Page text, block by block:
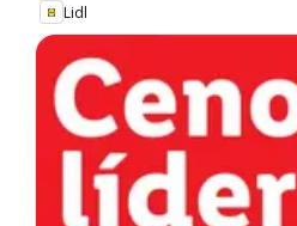
Lidl